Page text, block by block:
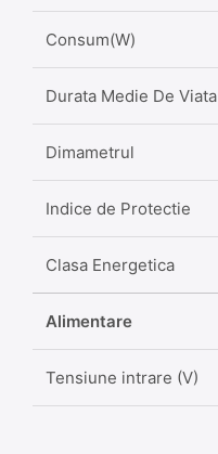
Consum(W)
Durata Medie De Viata
Dimametrul
Indice de Protectie
Clasa Energetica
Alimentare
Tensiune intrare (V)